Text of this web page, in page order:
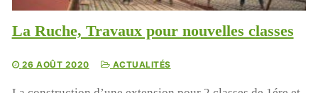
La Ruche, Travaux pour nouvelles classes
26 AOÛT 2020 ACTUALITÉS